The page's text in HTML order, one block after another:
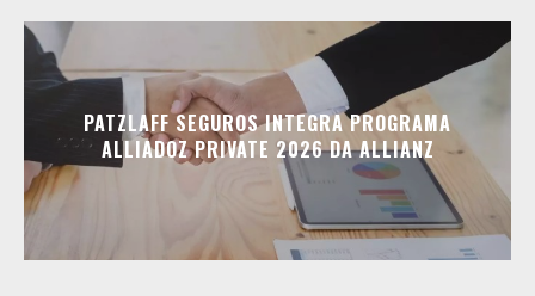
PATZLAFF SEGUROS INTEGRA PROGRAMA
ALLIADOZ PRIVATE 2026 DA ALLIANZ